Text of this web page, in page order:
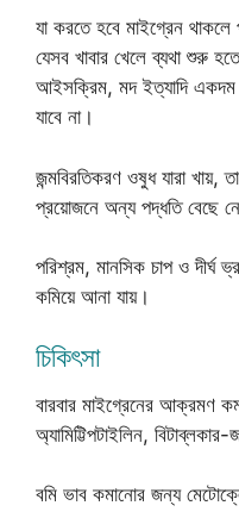
যা করতে হবে মাইগ্রেন
যেসব খাবার খেলে ব্যথা শুরু
আইসক্রিম, মদ ইত্যাদি একদম
যাবে না।
জন্মবিরতিকরণ ওষুধ যারা খায়,
প্রয়োজনে অন্য পদ্ধতি বেছে
পরিশ্রম, মানসিক চাপ ও দীর্ঘ
কমিয়ে আনা যায়।
চিকিৎসা
বারবার মাইগ্রেনের আক্রমণ
অ্যামিট্টিপটাইলিন,
বমি ভাব কমানোর জন্য